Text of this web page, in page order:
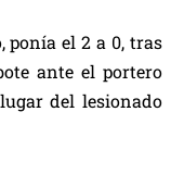
ponía el 2 a 0, tras
ante el portero
del lesionado